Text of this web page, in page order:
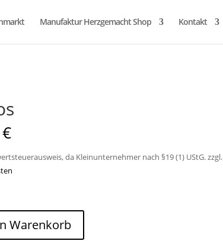
Manufaktur Herzgemacht Shop Kontakt
€
da Kleinunternehmer nach §19 (1) UStG. zzgl.
Warenkorb